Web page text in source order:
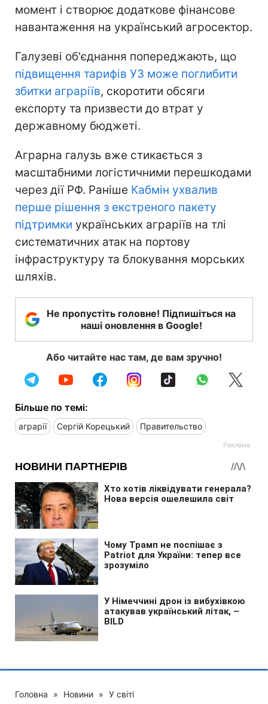
момент і створює додаткове фінансове
навантаження на український агросектор.
Галузеві об'єднання попереджають, що
підвищення тарифів УЗ може поглибити
збитки аграріїв, скоротити обсяги
експорту та призвести до втрат у
державному бюджеті.
Аграрна галузь вже стикається з
масштабними логістичними перешкодами
через дії РФ. Раніше Кабмін ухвалив
перше рішення з екстреного пакету
підтримки українських аграріїв на тлі
систематичних атак на портову
інфраструктуру та блокування морських
шляхів.
Не пропустіть головне! Підпишіться на
наші оновлення в Google!
Або читайте нас там, де вам зручно!
Більше по темі:
аграрії Сергій Корецький Правительство
Головна » Новини » У світі